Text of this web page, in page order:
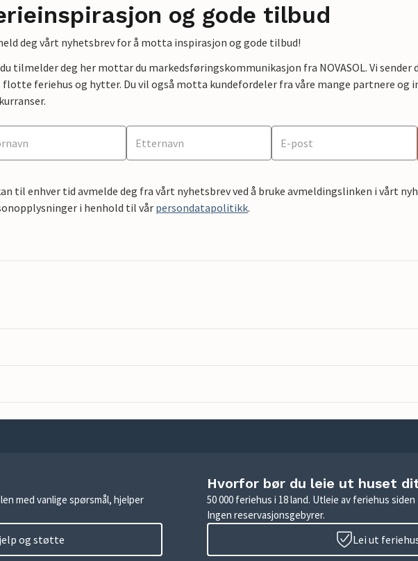
og gode tilbud
deg vårt nyhetsbrev for å motta inspirasjon og gode tilbud!
tilmelder deg her mottar du markedsføringskommunikasjon fra NOVASOL. Vi sender
flotte feriehus og hytter. Du vil også motta kundefordeler fra våre mange partnere og
til enhver tid avmelde deg fra vårt nyhetsbrev ved å bruke avmeldingslinken i vårt
i henhold til vår persondatapolitikk.
med vanlige spørsmål, hjelper
og støtte
Hvorfor bør du leie ut huset
50 000 feriehus i 18 land. Utleie av feriehus
Ingen reservasjonsgebyrer.
Lei ut